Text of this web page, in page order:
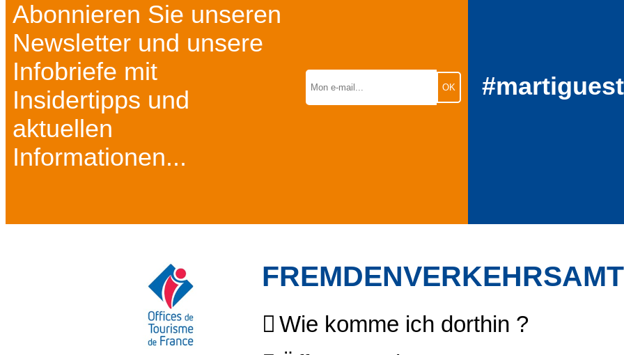
Abonnieren Sie unseren
Newsletter und unsere
Infobriefe mit
Insidertipps und
aktuellen
Informationen...
Wie komme ich dorthin ?